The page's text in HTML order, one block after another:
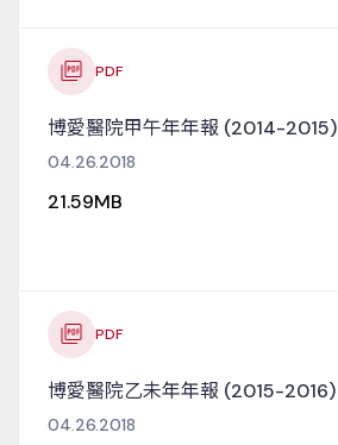
PDF
博愛醫院甲午年年報 (2014-2015)
04.26.2018
21.59MB
PDF
博愛醫院乙未年年報 (2015-2016)
04.26.2018